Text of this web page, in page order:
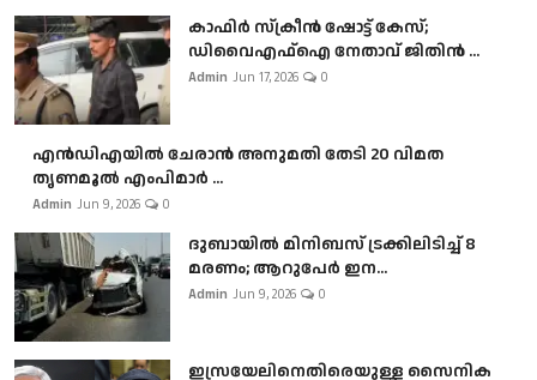
കാഫിർ സ്‌ക്രീൻ ഷോട്ട് കേസ്;
ഡിവൈഎഫ്ഐ നേതാവ് ജിതിൻ ...
Admin Jun 17, 2026 0
എൻഡിഎയിൽ ചേരാൻ അനുമതി തേടി 20 വിമത
തൃണമൂൽ എംപിമാർ ...
Admin Jun 9, 2026 0
ദുബായിൽ മിനിബസ്​ ട്രക്കിലിടിച്ച് 8
മരണം; ആറുപേർ ഇന...
Admin Jun 9, 2026 0
ഇസ്രയേലിനെതിരെയുള്ള സൈനിക